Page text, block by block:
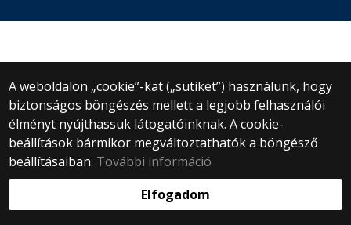
A weboldalon „cookie”-kat („sütiket”) használunk, hogy
biztonságos böngészés mellett a legjobb felhasználói
élményt nyújthassuk látogatóinknak. A cookie-
beállítások bármikor megváltoztathatók a böngésző
beállításaiban. További információ
Elfogadom